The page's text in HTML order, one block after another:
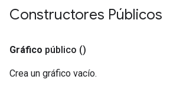
Constructores Públicos
Gráfico público ()
Crea un gráfico vacío.